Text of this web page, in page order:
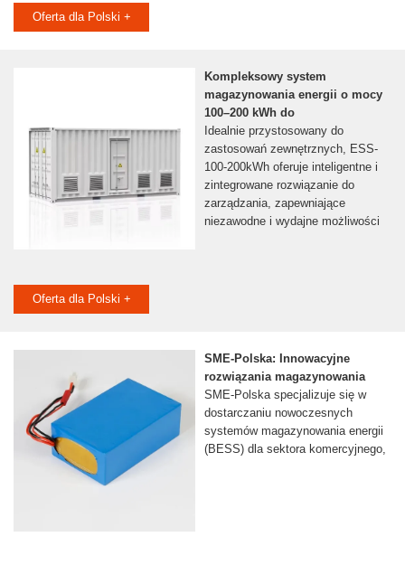
Oferta dla Polski +
Kompleksowy system
magazynowania energii o mocy
100–200 kWh do
Idealnie przystosowany do
zastosowań zewnętrznych, ESS-
100-200kWh oferuje inteligentne i
zintegrowane rozwiązanie do
zarządzania, zapewniające
niezawodne i wydajne możliwości
Oferta dla Polski +
SME-Polska: Innowacyjne
rozwiązania magazynowania
SME-Polska specjalizuje się w
dostarczaniu nowoczesnych
systemów magazynowania energii
(BESS) dla sektora komercyjnego,